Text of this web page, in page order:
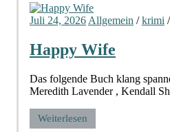
Juli 24, 2026Allgemein /krimi /
Happy Wife
Das folgende Buch klang
Meredith Lavender , Kendall
Weiterlesen